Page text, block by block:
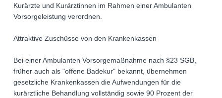
Kurärzte und Kurärztinnen im Rahmen einer Ambulanten
Vorsorgeleistung verordnen.
Attraktive Zuschüsse von den Krankenkassen
Bei einer Ambulanten Vorsorgemaßnahme nach §23 SGB,
früher auch als "offene Badekur" bekannt, übernehmen
gesetzliche Krankenkassen die Aufwendungen für die
kurärztliche Behandlung vollständig sowie 90 Prozent der